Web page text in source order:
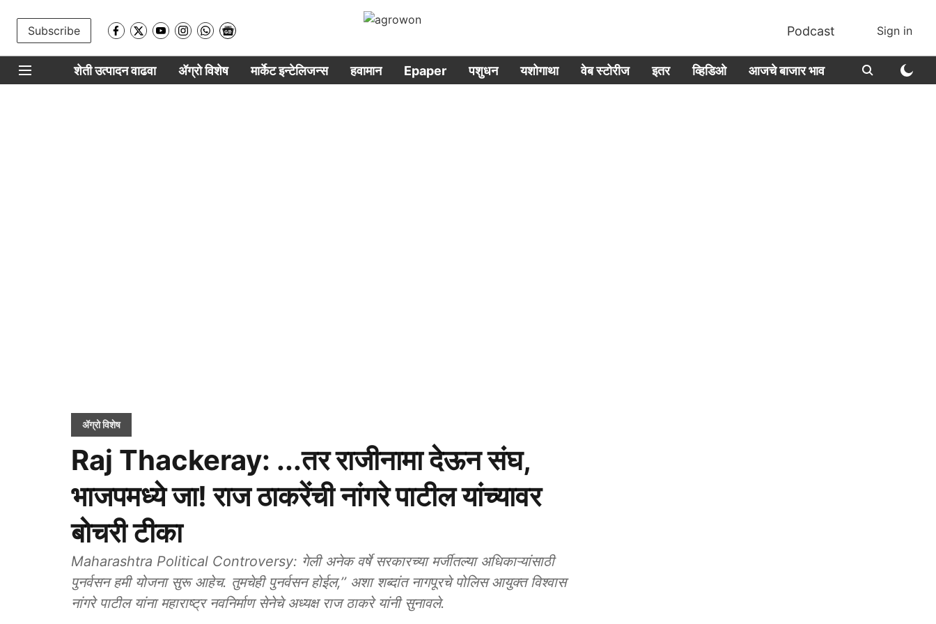
Subscribe Podcast Sign in
शेती उत्पादन वाढवा ॲग्रो विशेष मार्केट इन्टेलिजन्स हवामान Epaper पशुधन यशोगाथा वेब स्टोरीज इतर व्हिडिओ आजचे बाजार भाव
ॲग्रो विशेष
Raj Thackeray: ...तर राजीनामा देऊन संघ,
भाजपमध्ये जा! राज ठाकरेंची नांगरे पाटील यांच्यावर
बोचरी टीका
Maharashtra Political Controversy: गेली अनेक वर्षे सरकारच्या मर्जीतल्या अधिकाऱ्यांसाठी
पुनर्वसन हमी योजना सुरू आहेच. तुमचेही पुनर्वसन होईल,’’ अशा शब्दांत नागपूरचे पोलिस आयुक्त विश्वास
नांगरे पाटील यांना महाराष्ट्र नवनिर्माण सेनेचे अध्यक्ष राज ठाकरे यांनी सुनावले.